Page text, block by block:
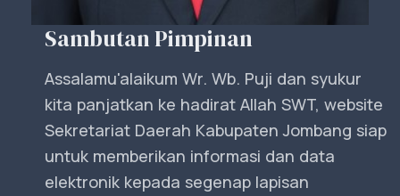
Sambutan Pimpinan
Assalamu'alaikum Wr. Wb. Puji dan syukur
kita panjatkan ke hadirat Allah SWT, website
Sekretariat Daerah Kabupaten Jombang siap
untuk memberikan informasi dan data
elektronik kepada segenap lapisan